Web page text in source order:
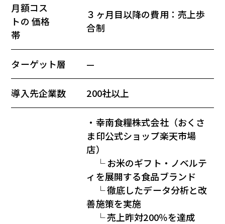
月額コス
トの 価格
帯
３ヶ月目以降の費用：売上歩
合制
ターゲット層 —
導入先企業数 200社以上
・幸南食糧株式会社（おくさ
ま印公式ショップ楽天市場
店）
└ お米のギフト・ノベルテ
ィを展開する食品ブランド
└ 徹底したデータ分析と改
善施策を実施
└ 売上昨対200％を達成